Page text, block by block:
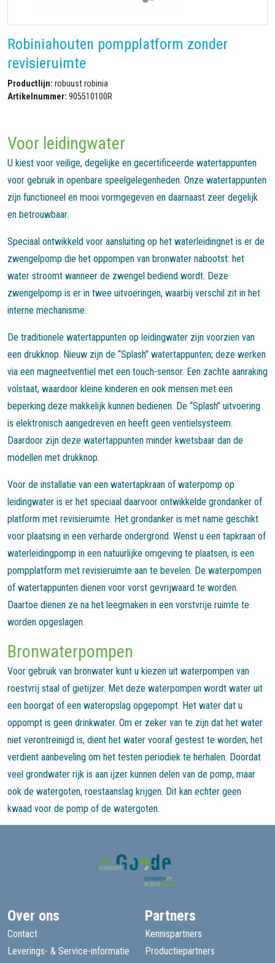
Robiniahouten pompplatform zonder
revisieruimte
Productlijn: robuust robinia
Artikelnummer: 905510100R
Voor leidingwater
U kiest voor veilige, degelijke en gecertificeerde watertappunten
voor gebruik in openbare speelgelegenheden. Onze watertappunten
zijn functioneel en mooi vormgegeven en daarnaast zeer degelijk
en betrouwbaar.
Speciaal ontwikkeld voor aansluiting op het waterleidingnet is er de
zwengelpomp die het oppompen van bronwater nabootst: het
water stroomt wanneer de zwengel bediend wordt. Deze
zwengelpomp is er in twee uitvoeringen, waarbij verschil zit in het
interne mechanisme.
De traditionele watertappunten op leidingwater zijn voorzien van
een drukknop. Nieuw zijn de “Splash” watertappunten; deze werken
via een magneetventiel met een touch-sensor. Een zachte aanraking
volstaat, waardoor kleine kinderen en ook mensen met een
beperking deze makkelijk kunnen bedienen. De “Splash” uitvoering
is elektronisch aangedreven en heeft geen ventielsysteem.
Daardoor zijn deze watertappunten minder kwetsbaar dan de
modellen met drukknop.
Voor de installatie van een watertapkraan of waterpomp op
leidingwater is er het speciaal daarvoor ontwikkelde grondanker of
platform met revisieruimte. Het grondanker is met name geschikt
voor plaatsing in een verharde ondergrond. Wenst u een tapkraan of
waterleidingpomp in een natuurlijke omgeving te plaatsen, is een
pompplatform met revisieruimte aan te bevelen. De waterpompen
of watertappunten dienen voor vorst gevrijwaard te worden.
Daartoe dienen ze na het leegmaken in een vorstvrije ruimte te
worden opgeslagen.
Bronwaterpompen
Voor gebruik van bronwater kunt u kiezen uit waterpompen van
roestvrij staal of gietijzer. Met deze waterpompen wordt water uit
een boorgat of een wateropslag opgepompt. Het water dat u
oppompt is geen drinkwater. Om er zeker van te zijn dat het water
niet verontreinigd is, dient het water vooraf gestest te worden; het
verdient aanbeveling om het testen periodiek te herhalen. Doordat
veel grondwater rijk is aan ijzer kunnen delen van de pomp, maar
ook de watergoten, roestaanslag krijgen. Dit kan echter geen
kwaad voor de pomp of de watergoten.
Over ons
Contact
Leverings- & Service-informatie
Partners
Kennispartners
Productiepartners